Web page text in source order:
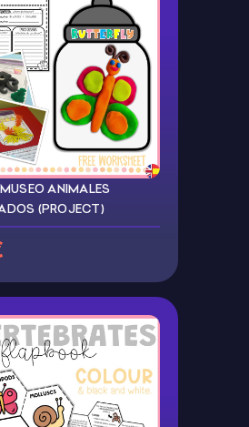
ANIMALES
(PROJECT)